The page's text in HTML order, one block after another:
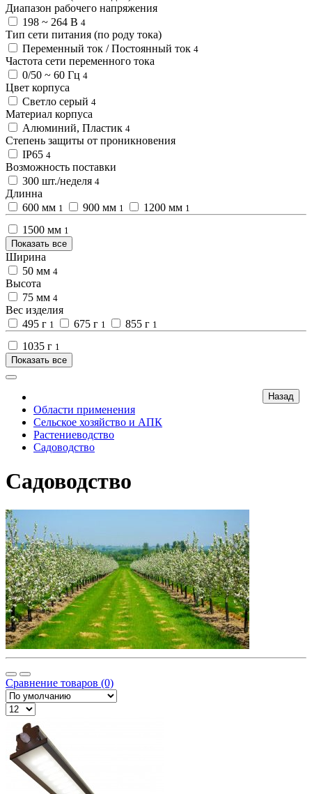
Диапазон рабочего напряжения
198 ~ 264 В 4
Тип сети питания (по роду тока)
Переменный ток / Постоянный ток 4
Частота сети переменного тока
0/50 ~ 60 Гц 4
Цвет корпуса
Светло серый 4
Материал корпуса
Алюминий, Пластик 4
Степень защиты от проникновения
IP65 4
Возможность поставки
300 шт./неделя 4
Длинна
600 мм 1 900 мм 1 1200 мм 1
1500 мм 1
Показать все
Ширина
50 мм 4
Высота
75 мм 4
Вес изделия
495 г 1 675 г 1 855 г 1
1035 г 1
Показать все
Области применения
Сельское хозяйство и АПК
Растениеводство
Садоводство
Садоводство
Сравнение товаров (0)